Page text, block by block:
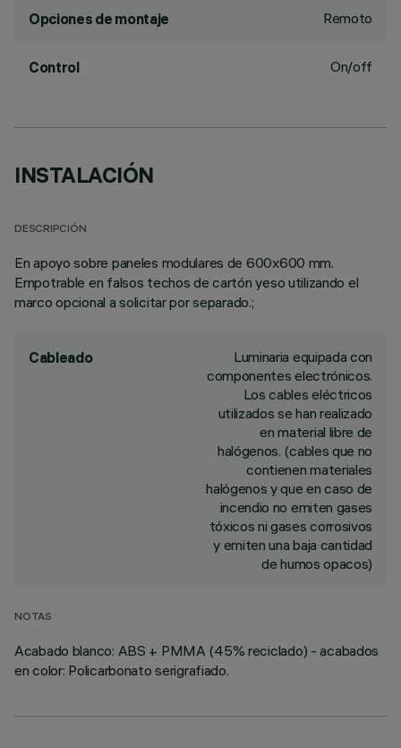
Opciones de montaje Remoto
Control On/off
INSTALACIÓN
DESCRIPCIÓN
En apoyo sobre paneles modulares de 600x600 mm.
Empotrable en falsos techos de cartón yeso utilizando el
marco opcional a solicitar por separado.;
Cableado
Luminaria equipada con
componentes electrónicos.
Los cables eléctricos
utilizados se han realizado
en material libre de
halógenos. (cables que no
contienen materiales
halógenos y que en caso de
incendio no emiten gases
tóxicos ni gases corrosivos
y emiten una baja cantidad
de humos opacos)
NOTAS
Acabado blanco: ABS + PMMA (45% reciclado) - acabados
en color: Policarbonato serigrafiado.